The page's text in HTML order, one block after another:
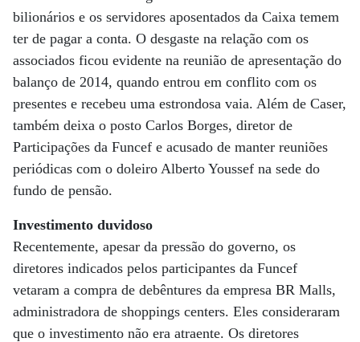
bilionários e os servidores aposentados da Caixa temem
ter de pagar a conta. O desgaste na relação com os
associados ficou evidente na reunião de apresentação do
balanço de 2014, quando entrou em conflito com os
presentes e recebeu uma estrondosa vaia. Além de Caser,
também deixa o posto Carlos Borges, diretor de
Participações da Funcef e acusado de manter reuniões
periódicas com o doleiro Alberto Youssef na sede do
fundo de pensão.
Investimento duvidoso
Recentemente, apesar da pressão do governo, os
diretores indicados pelos participantes da Funcef
vetaram a compra de debêntures da empresa BR Malls,
administradora de shoppings centers. Eles consideraram
que o investimento não era atraente. Os diretores